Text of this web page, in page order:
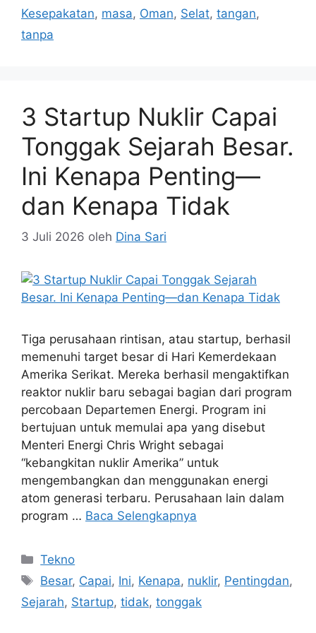
Kesepakatan, masa, Oman, Selat, tangan,
tanpa
3 Startup Nuklir Capai
Tonggak Sejarah Besar.
Ini Kenapa Penting—
dan Kenapa Tidak
3 Juli 2026 oleh Dina Sari
Tiga perusahaan rintisan, atau startup, berhasil
memenuhi target besar di Hari Kemerdekaan
Amerika Serikat. Mereka berhasil mengaktifkan
reaktor nuklir baru sebagai bagian dari program
percobaan Departemen Energi. Program ini
bertujuan untuk memulai apa yang disebut
Menteri Energi Chris Wright sebagai
“kebangkitan nuklir Amerika” untuk
mengembangkan dan menggunakan energi
atom generasi terbaru. Perusahaan lain dalam
program … Baca Selengkapnya
Kategori
Tekno
Tag
Besar, Capai, Ini, Kenapa, nuklir, Pentingdan,
Sejarah, Startup, tidak, tonggak